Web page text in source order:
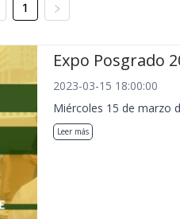
1
Expo Posgrado
2023-03-15 18:00:00
Miércoles 15 de marzo
Leer más